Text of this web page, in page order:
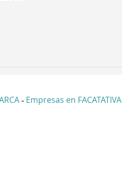
- Empresas en FACATATIVA